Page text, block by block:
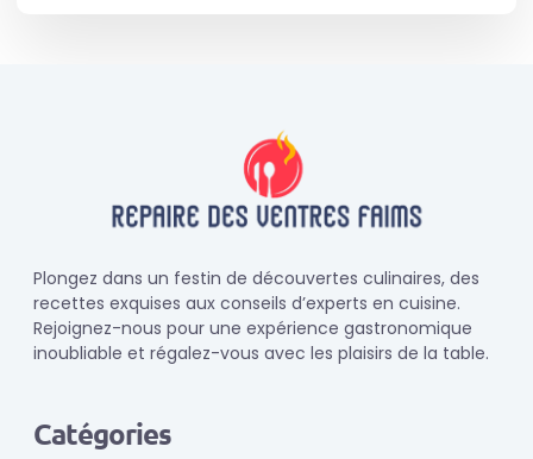
Plongez dans un festin de découvertes culinaires, des
recettes exquises aux conseils d’experts en cuisine.
Rejoignez-nous pour une expérience gastronomique
inoubliable et régalez-vous avec les plaisirs de la table.
Catégories